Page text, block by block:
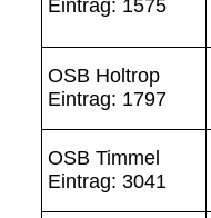
Eintrag: 1575
OSB Holtrop
Eintrag: 1797
OSB Timmel
Eintrag: 3041